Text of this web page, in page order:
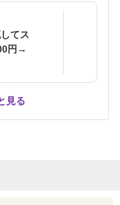
てス
円→
見る